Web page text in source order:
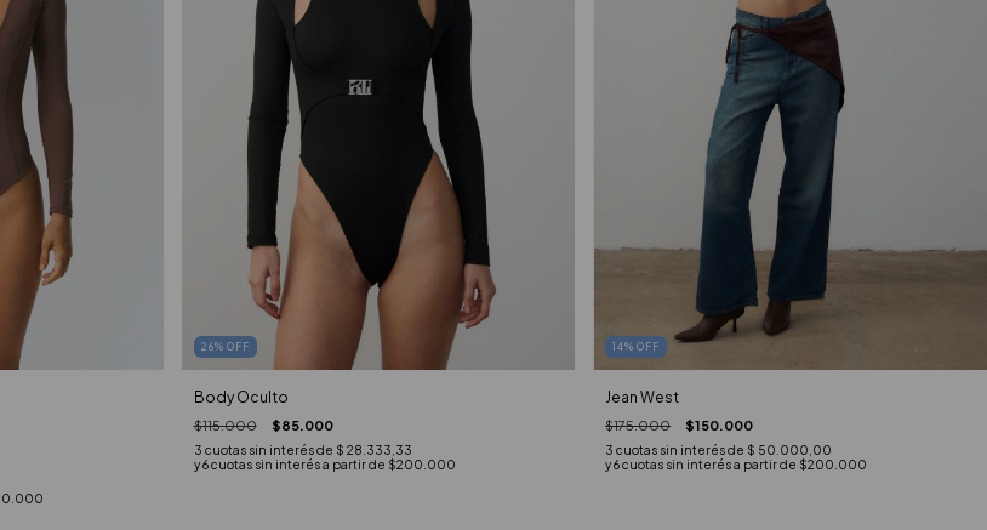
26% OFF
Body Oculto
$115.000 $85.000
3 cuotas sin interés de $ 28.333,33
14%OFF
Jean West
$175.000 $150.000
3 cuotas sin interés de $ 50.000,00